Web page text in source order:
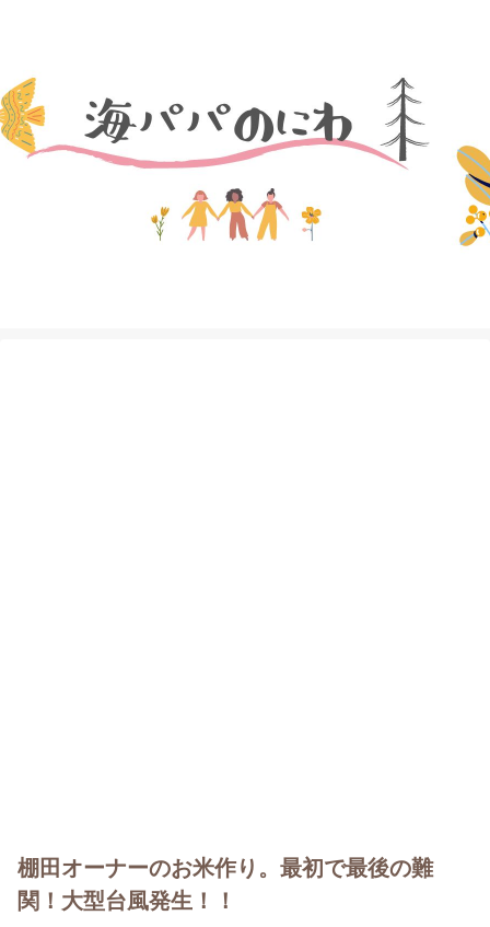
棚田オーナーのお米作り。最初で最後の難
関！大型台風発生！！